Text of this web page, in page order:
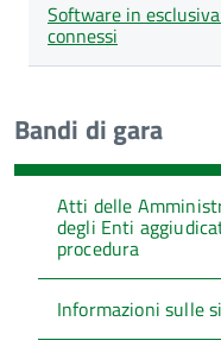
Software in
connessi
Bandi di gara
Atti delle
degli Enti
procedura
Informazioni sulle